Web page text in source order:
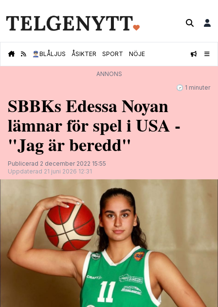
👮🏻‍♂️BLÅLJUS ÅSIKTER SPORT NÖJE
ANNONS
🕝 1 minuter
SBBKs Edessa Noyan
lämnar för spel i USA -
"Jag är beredd"
Publicerad 2 december 2022 15:55
Uppdaterad 21 juni 2026 12:31